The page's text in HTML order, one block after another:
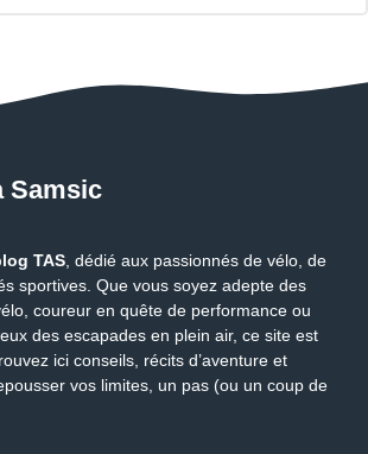
Samsic
TAS , dédié aux passionnés de vélo, de
sportives. Que vous soyez adepte des
coureur en quête de performance ou
des escapades en plein air, ce site est
ici conseils, récits d’aventure et
vos limites, un pas (ou un coup de